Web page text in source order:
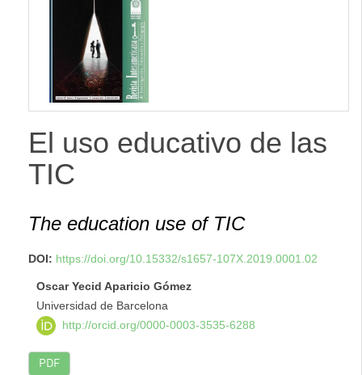
El uso educativo de las
TIC
The education use of TIC
DOI: https://doi.org/10.15332/s1657-107X.2019.0001.02
Oscar Yecid Aparicio Gómez
Universidad de Barcelona
http://orcid.org/0000-0003-3535-6288
PDF